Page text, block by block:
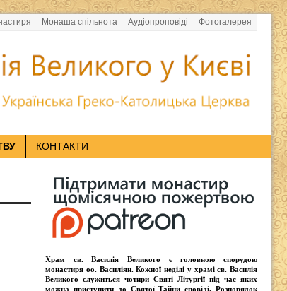
Монаша спільнота Аудіопроповіді Фотогалерея
КОНТАКТИ
Храм св. Василія Великого є головною спорудою
монастиря оо. Василіян. Кожної неділі у храмі св. Василія
Великого служиться чотири Святі Літургії під час яких
можна приступити до Святої Тайни сповіді. Розпорядок